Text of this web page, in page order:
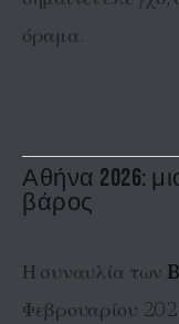
όραμα.
Αθήνα 2026:
βάρος
Η συναυλία των
Φεβρουαρίου